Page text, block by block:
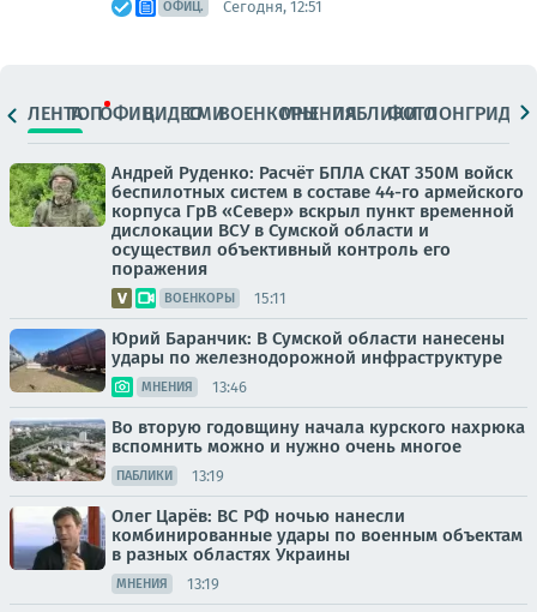
ОФИЦ. Сегодня, 12:51
ЛЕНТАТОПОФИЦ.ВИДЕОСМИВОЕНКОРЫМНЕНИЯПАБЛИКИ
ФОТОЛОНГРИДЫ
Андрей Руденко: Расчёт БПЛА СКАТ 350М войск
беспилотных систем в составе 44-го армейского
корпуса ГрВ «Север» вскрыл пункт временной
дислокации ВСУ в Сумской области и
осуществил объективный контроль его
поражения
ВОЕНКОРЫ 15:11
Юрий Баранчик: В Сумской области нанесены
удары по железнодорожной инфраструктуре
МНЕНИЯ 13:46
Во вторую годовщину начала курского нахрюка
вспомнить можно и нужно очень многое
ПАБЛИКИ 13:19
Олег Царёв: ВС РФ ночью нанесли
комбинированные удары по военным объектам
в разных областях Украины
МНЕНИЯ 13:19